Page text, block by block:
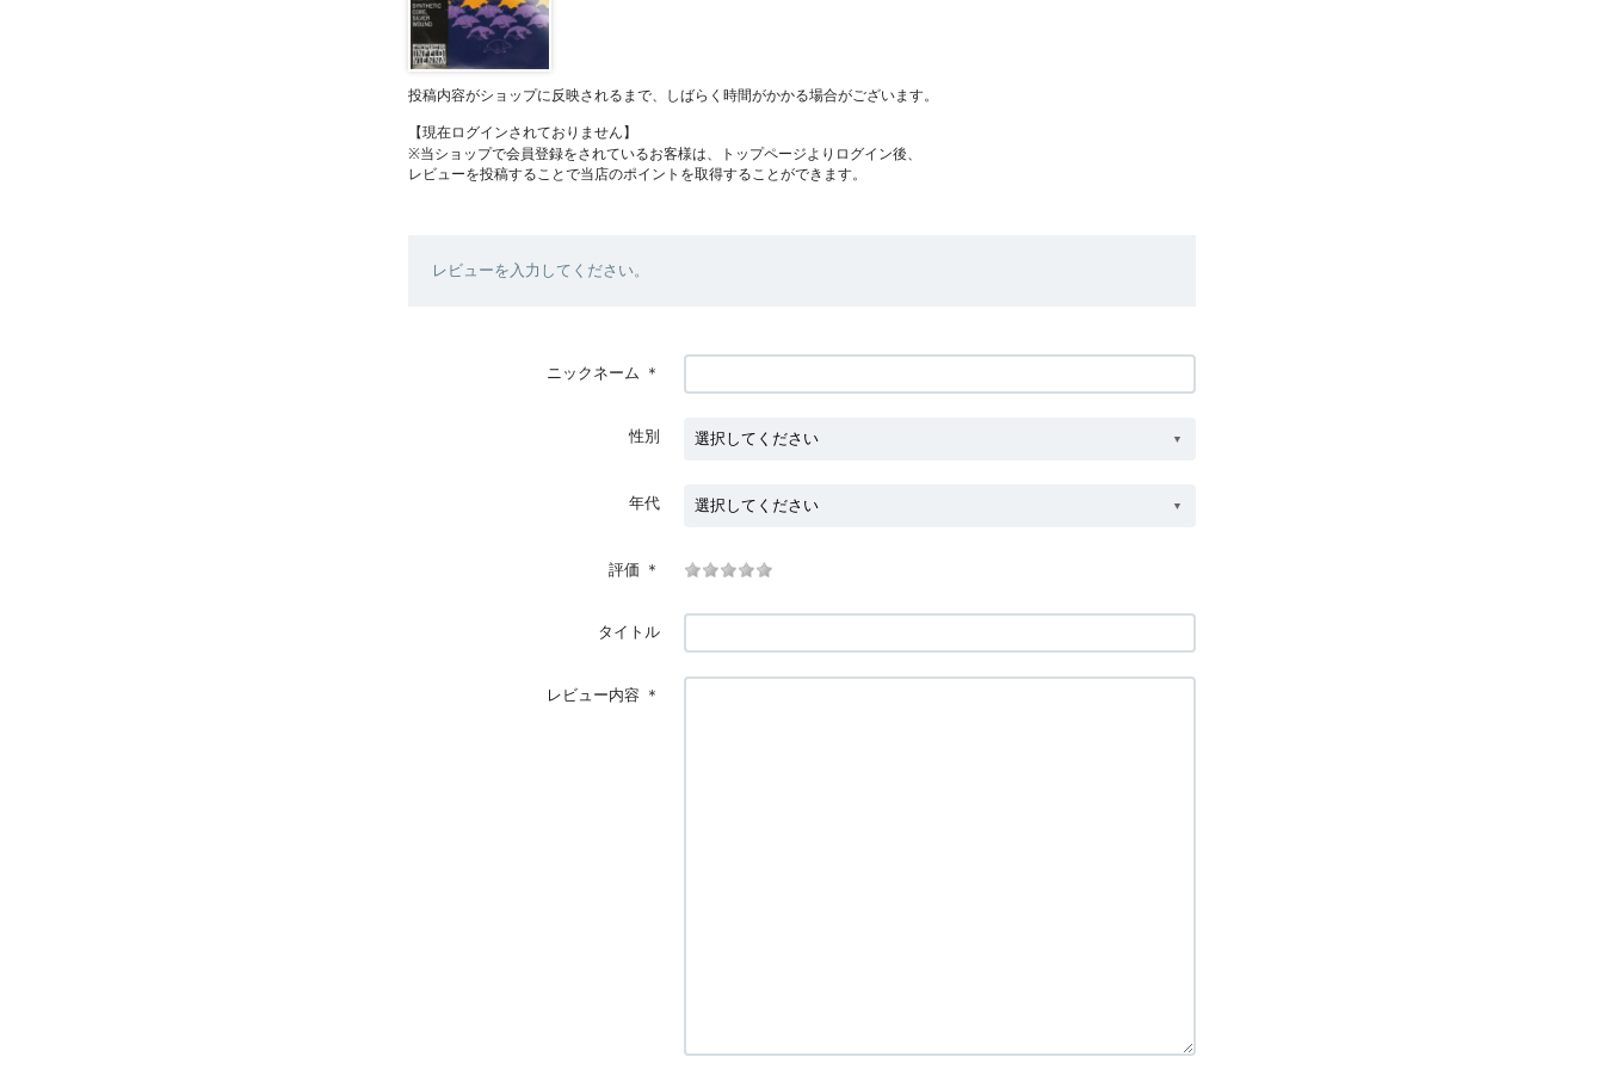
投稿内容がショップに反映されるまで、しばらく時間がかかる場合がございます。
【現在ログインされておりません】
※当ショップで会員登録をされているお客様は、トップページよりログイン後、
レビューを投稿することで当店のポイントを取得することができます。
レビューを入力してください。
ニックネーム ＊
性別
年代
評価 ＊
タイトル
レビュー内容 ＊